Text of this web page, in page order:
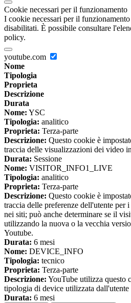
Cookie necessari per il funzionamento
I cookie necessari per il funzionamento
disabilitati. È possibile consultare
policy.
youtube.com
Nome
Tipologia
Proprieta
Descrizione
Durata
Nome: YSC
Tipologia: analitico
Proprieta: Terza-parte
Descrizione: Questo cookie è
traccia delle visualizzazioni dei video
Durata: Sessione
Nome: VISITOR_INFO1_LIVE
Tipologia: analitico
Proprieta: Terza-parte
Descrizione: Questo cookie è
traccia delle preferenze dell'utente per
nei siti; può anche determinare se il
utilizzando la nuova o la vecchia
Youtube.
Durata: 6 mesi
Nome: DEVICE_INFO
Tipologia: tecnico
Proprieta: Terza-parte
Descrizione: YouTube utilizza questo
tipologia di device utilizzata dall'utente
Durata: 6 mesi